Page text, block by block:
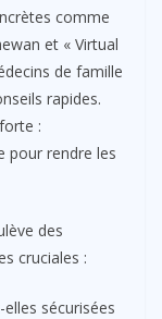
comme
et « Virtual
de famille
rapides.
:
pour rendre les
des
cruciales :
sécurisées